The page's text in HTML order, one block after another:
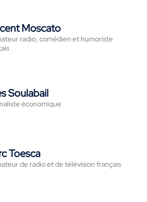
Moscato
radio, comédien et humoriste
Soulabail
économique
Toesca
de radio et de télévision français